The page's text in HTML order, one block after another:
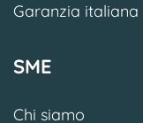
Garanzia italiana
SME
Chi siamo